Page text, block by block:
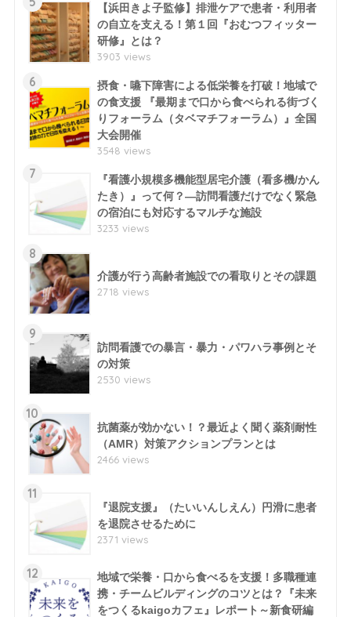
【浜田きよ子監修】排泄ケアで患者・利用者
の自立を支える！第１回『おむつフィッター
研修』とは？
3903 views
6
摂食・嚥下障害による低栄養を打破！地域で
の食支援 『最期まで口から食べられる街づく
りフォーラム（タベマチフォーラム）』全国
大会開催
3548 views
7
『看護小規模多機能型居宅介護（看多機/かん
たき）』って何？―訪問看護だけでなく緊急
の宿泊にも対応するマルチな施設
3233 views
8
介護が行う高齢者施設での看取りとその課題
2718 views
9
訪問看護での暴言・暴力・パワハラ事例とそ
の対策
2530 views
10
抗菌薬が効かない！？最近よく聞く薬剤耐性
（AMR）対策アクションプランとは
2466 views
11
『退院支援』（たいいんしえん）円滑に患者
を退院させるために
2371 views
12
地域で栄養・口から食べるを支援！多職種連
携・チームビルディングのコツとは？『未来
をつくるkaigoカフェ』レポート～新食研編